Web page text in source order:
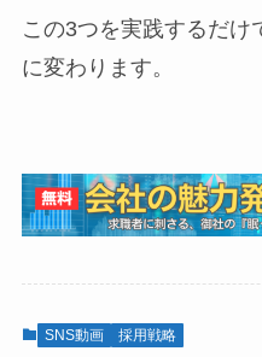
この3つを実践するだけ
に変わります。
SNS動画 採用戦略